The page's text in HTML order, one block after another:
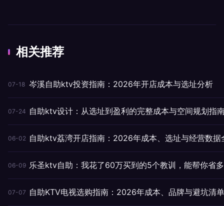
相关推荐
07-18 岑溪自助ktv投资指南：2026年开店成本与选址分析
07-24 自助ktv设计：从选址到盈利的完整成本与空间规划指
06-02 自助ktv荔湾开店指南：2026年成本、选址与经营数据
06-09 乐圣ktv自助：我花了60万买到的5个教训，能帮你省
07-07 自助KTV电视选购指南：2026年成本、品牌与避坑清单